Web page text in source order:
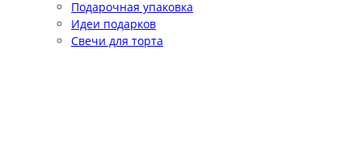
Подарочная упаковка
Идеи подарков
Свечи для торта